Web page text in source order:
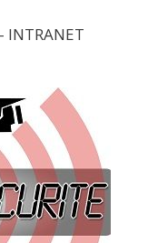
INTRANET